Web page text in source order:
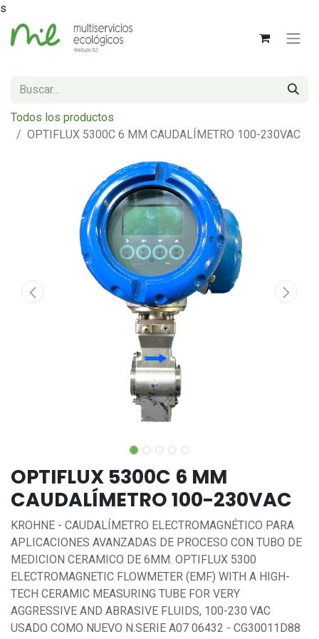
s
Todos los productos
OPTIFLUX 5300C 6 MM CAUDALÍMETRO 100-230VAC
OPTIFLUX 5300C 6 MM
CAUDALÍMETRO 100-230VAC
KROHNE - CAUDALÍMETRO ELECTROMAGNÉTICO PARA
APLICACIONES AVANZADAS DE PROCESO CON TUBO DE
MEDICION CERAMICO DE 6MM. OPTIFLUX 5300
ELECTROMAGNETIC FLOWMETER (EMF) WITH A HIGH-
TECH CERAMIC MEASURING TUBE FOR VERY
AGGRESSIVE AND ABRASIVE FLUIDS, 100-230 VAC
USADO COMO NUEVO N.SERIE A07 06432 - CG30011D88